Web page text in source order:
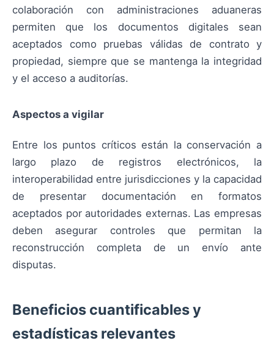
colaboración con administraciones aduaneras
permiten que los documentos digitales sean
aceptados como pruebas válidas de contrato y
propiedad, siempre que se mantenga la integridad
y el acceso a auditorías.
Aspectos a vigilar
Entre los puntos críticos están la conservación a
largo plazo de registros electrónicos, la
interoperabilidad entre jurisdicciones y la capacidad
de presentar documentación en formatos
aceptados por autoridades externas. Las empresas
deben asegurar controles que permitan la
reconstrucción completa de un envío ante
disputas.
Beneficios cuantificables y
estadísticas relevantes